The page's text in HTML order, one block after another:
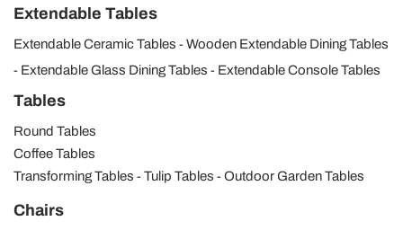
Extendable Tables
Extendable Ceramic Tables
Wooden Extendable Dining Tables
Extendable Glass Dining Tables
Extendable Console Tables
Tables
Round Tables
Coffee Tables
Transforming Tables
Tulip Tables Outdoor Garden Tables
Chairs